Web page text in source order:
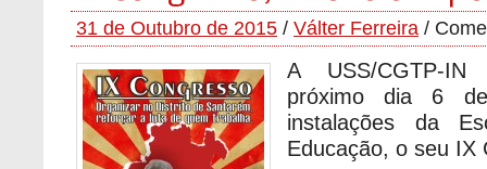
31 de Outubro de 2015 / Válter Ferreira /
A USS/CGTP-
próximo dia 6
instalações da
Educação, o seu IX